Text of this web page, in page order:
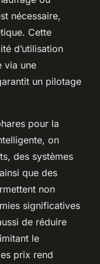
nécessaire,
Cette
d’utilisation
via une
un pilotage
pour la
on
des systèmes
que des
non
significatives
de réduire
le
prix rend